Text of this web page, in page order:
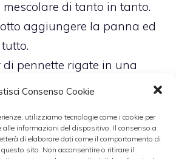
Consenso Cookie
utilizziamo tecnologie come i cookie per
alle informazioni del dispositivo. Il consenso a
di elaborare dati come il comportamento di
sito. Non acconsentire o ritirare il
di tanto in tanto.
aggiungere la panna ed
di pennette rigate in una
salsa precedentemente